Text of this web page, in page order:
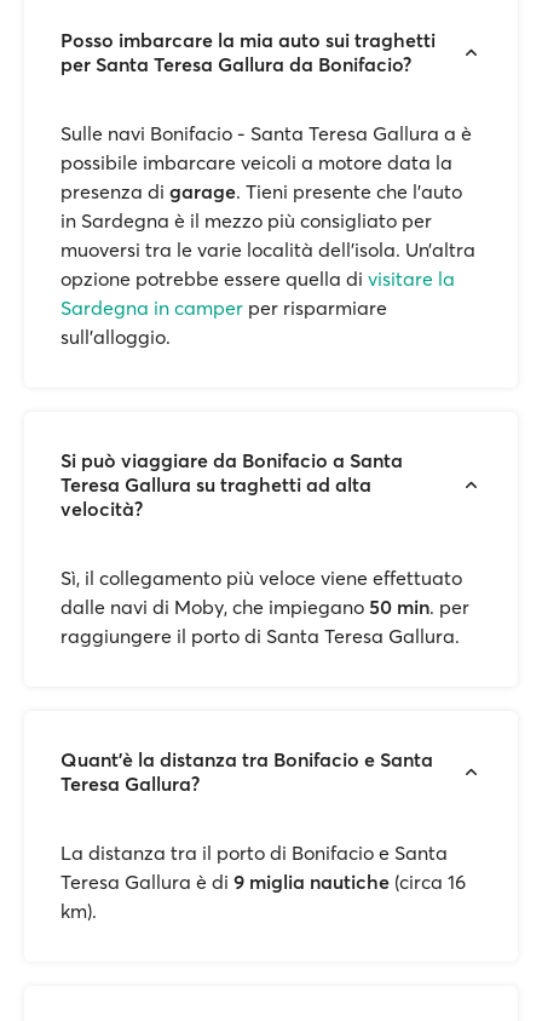
Posso imbarcare la mia auto sui traghetti
per Santa Teresa Gallura da Bonifacio?
Sulle navi Bonifacio - Santa Teresa Gallura a è
possibile imbarcare veicoli a motore data la
presenza di garage. Tieni presente che l’auto
in Sardegna è il mezzo più consigliato per
muoversi tra le varie località dell’isola. Un’altra
opzione potrebbe essere quella di visitare la
Sardegna in camper per risparmiare
sull’alloggio.
Si può viaggiare da Bonifacio a Santa
Teresa Gallura su traghetti ad alta
velocità?
Sì, il collegamento più veloce viene effettuato
dalle navi di Moby, che impiegano 50 min. per
raggiungere il porto di Santa Teresa Gallura.
Quant'è la distanza tra Bonifacio e Santa
Teresa Gallura?
La distanza tra il porto di Bonifacio e Santa
Teresa Gallura è di 9 miglia nautiche (circa 16
km).